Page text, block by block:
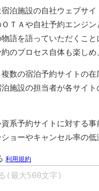
泊施設の自社ウェブサ
ＴＡや自社予約エンジ
語を語っていただくこ
のプロセス自体も楽し
数の宿泊予約サイトの在
施設の担当者が各サイ
系予約サイトに対する
ョーやキャンセル率の